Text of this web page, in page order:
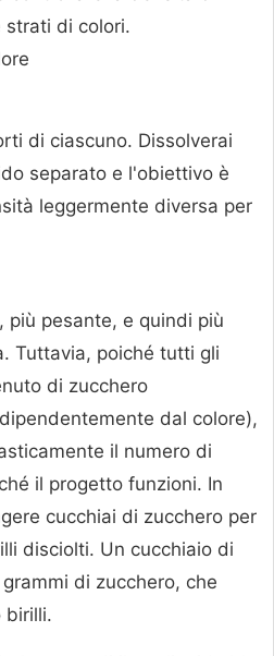
strati di colori.
di ciascuno. Dissolverai
separato e l'obiettivo è
leggermente diversa per
più pesante, e quindi più
Tuttavia, poiché tutti gli
di zucchero
dal colore),
il numero di
il progetto funzioni. In
cucchiai di zucchero per
disciolti. Un cucchiaio di
di zucchero, che
birilli.